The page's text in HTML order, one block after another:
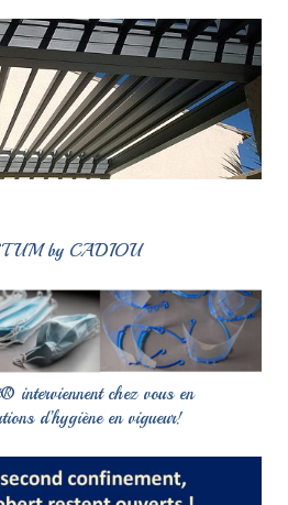
by CADIOU
interviennent chez vous en
d’hygiène en vigueur!